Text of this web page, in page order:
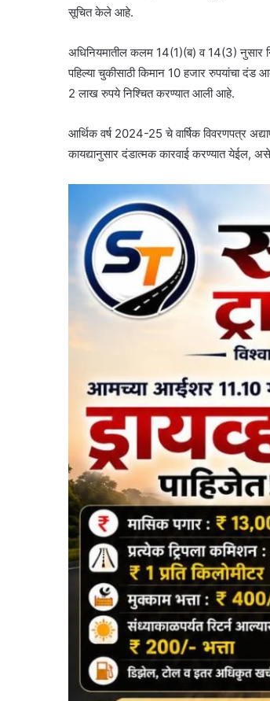
सूचित केले आहे.
अधिनियमातील कलम 14(1)(ब) व 14(3) नुसार
पहिल्या चुकीसाठी किमान 10 हजार रुपयांचा दंड
2 लाख रुपये निश्चित करण्यात आली आहे.
आर्थिक वर्ष 2024-25 चे वार्षिक विवरणपत्र
कायद्यानुसार दंडात्मक कारवाई करण्यात येईल,